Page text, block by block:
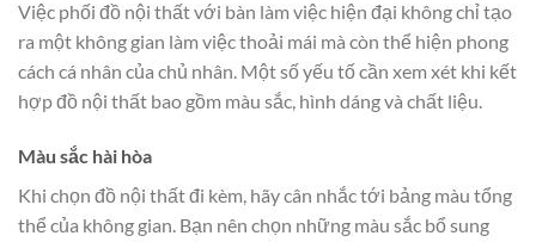
Việc phối đồ nội thất với bàn làm việc hiện đại không chỉ tạo
ra một không gian làm việc thoải mái mà còn thể hiện phong
cách cá nhân của chủ nhân. Một số yếu tố cần xem xét khi kết
hợp đồ nội thất bao gồm màu sắc, hình dáng và chất liệu.
Màu sắc hài hòa
Khi chọn đồ nội thất đi kèm, hãy cân nhắc tới bảng màu tổng
thể của không gian. Bạn nên chọn những màu sắc bổ sung